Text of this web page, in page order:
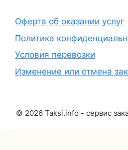
Оферта об оказании услуг
Политика
Условия перевозки
Изменение или отмена
© 2026 Taksi.info - сервис